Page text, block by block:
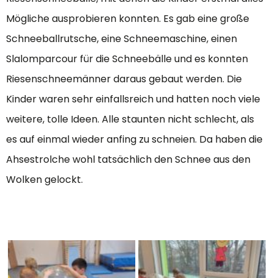
Mögliche ausprobieren konnten. Es gab eine große
Schneeballrutsche, eine Schneemaschine, einen
Slalomparcour für die Schneebälle und es konnten
Riesenschneemänner daraus gebaut werden. Die
Kinder waren sehr einfallsreich und hatten noch viele
weitere, tolle Ideen. Alle staunten nicht schlecht, als
es auf einmal wieder anfing zu schneien. Da haben die
Ahsestrolche wohl tatsächlich den Schnee aus den
Wolken gelockt.